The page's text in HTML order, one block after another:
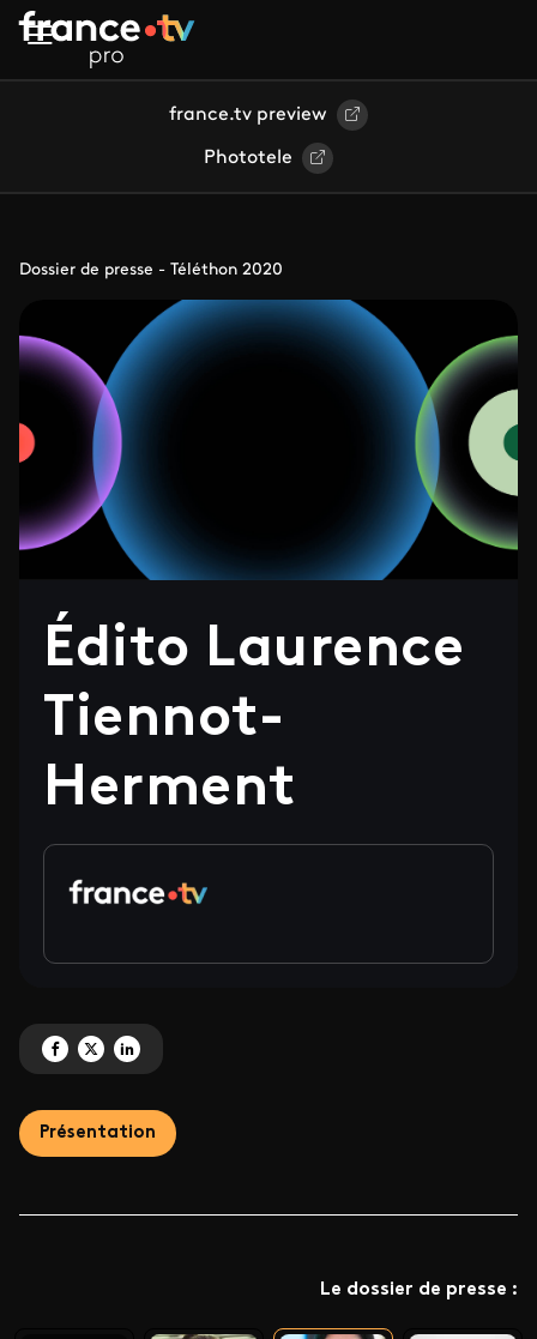
Aller au contenu principal
france.tv preview
Phototele
Dossier de presse - Téléthon 2020
Édito Laurence
Tiennot-
Herment
Partagez 'Édito Laurence Tiennot-Herment' sur Facebook
Partagez 'Édito Laurence Tiennot-Herment' sur X
Partagez 'Édito Laurence Tiennot-Herment' sur LinkedIn
Présentation
Le dossier de presse :